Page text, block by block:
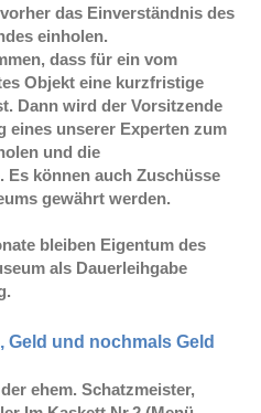
das Einverständnis des
einholen.
dass für ein vom
Objekt eine kurzfristige
Dann wird der Vorsitzende
eines unserer Experten zum
und die
Es können auch Zuschüsse
gewährt werden.
bleiben Eigentum des
als Dauerleihgabe
Geld und nochmals Geld
ehem. Schatzmeister,